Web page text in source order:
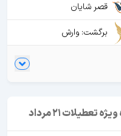
قصر شایان
برگشت: وارش